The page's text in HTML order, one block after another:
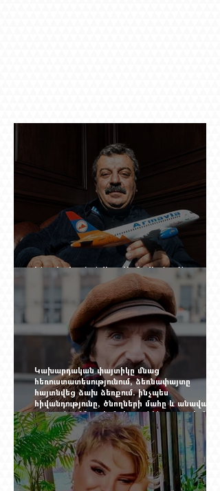
Ինչպես կործանվեց «Արմավիան». Yerevan
Online Mag.-ի մեծ ռեպորտաժը
Կախարդական փայտիկը մնաց
հեռուստատեսությունում, ձեռնափայտը
հայտնվեց ձախ ձեռքում. ինչպես
հիվանդությունը, ծնողների մահը և անավարտ
թատրոնը Հմայակ Հակոբյանին դուրս բերեցին
կադրից